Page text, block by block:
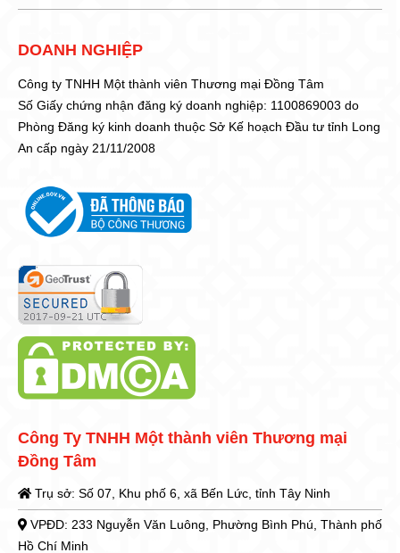
DOANH NGHIỆP
Công ty TNHH Một thành viên Thương mại Đồng Tâm
Số Giấy chứng nhận đăng ký doanh nghiệp: 1100869003 do
Phòng Đăng ký kinh doanh thuộc Sở Kế hoạch Đầu tư tỉnh Long
An cấp ngày 21/11/2008
Công Ty TNHH Một thành viên Thương mại
Đồng Tâm
Trụ sở: Số 07, Khu phố 6, xã Bến Lức, tỉnh Tây Ninh
VPĐD: 233 Nguyễn Văn Luông, Phường Bình Phú, Thành phố
Hồ Chí Minh